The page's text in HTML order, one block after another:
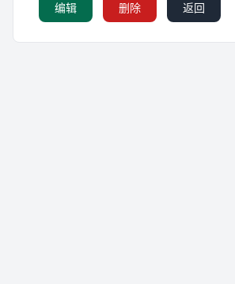
编辑 删除 返回